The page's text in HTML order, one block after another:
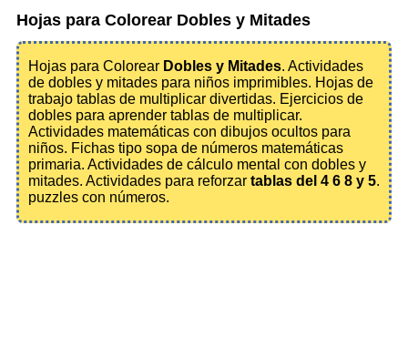
Hojas para Colorear Dobles y Mitades
Hojas para Colorear Dobles y Mitades. Actividades
de dobles y mitades para niños imprimibles. Hojas de
trabajo tablas de multiplicar divertidas. Ejercicios de
dobles para aprender tablas de multiplicar.
Actividades matemáticas con dibujos ocultos para
niños. Fichas tipo sopa de números matemáticas
primaria. Actividades de cálculo mental con dobles y
mitades. Actividades para reforzar tablas del 4 6 8 y 5.
puzzles con números.